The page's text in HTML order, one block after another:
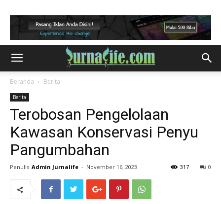
Beranda Berita
Berita
Terobosan Pengelolaan
Kawasan Konservasi Penyu
Pangumbahan
Penulis Admin Jurnalife - November 16, 2023 0
317